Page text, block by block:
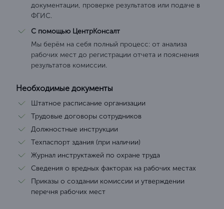
документации, проверке результатов или подаче в
ФГИС.
С помощью ЦентрКонсалт
Мы берём на себя полный процесс: от анализа
рабочих мест до регистрации отчета и пояснения
результатов комиссии.
Необходимые документы
Штатное расписание организации
Трудовые договоры сотрудников
Должностные инструкции
Техпаспорт здания (при наличии)
Журнал инструктажей по охране труда
Сведения о вредных факторах на рабочих местах
Приказы о создании комиссии и утверждении
перечня рабочих мест